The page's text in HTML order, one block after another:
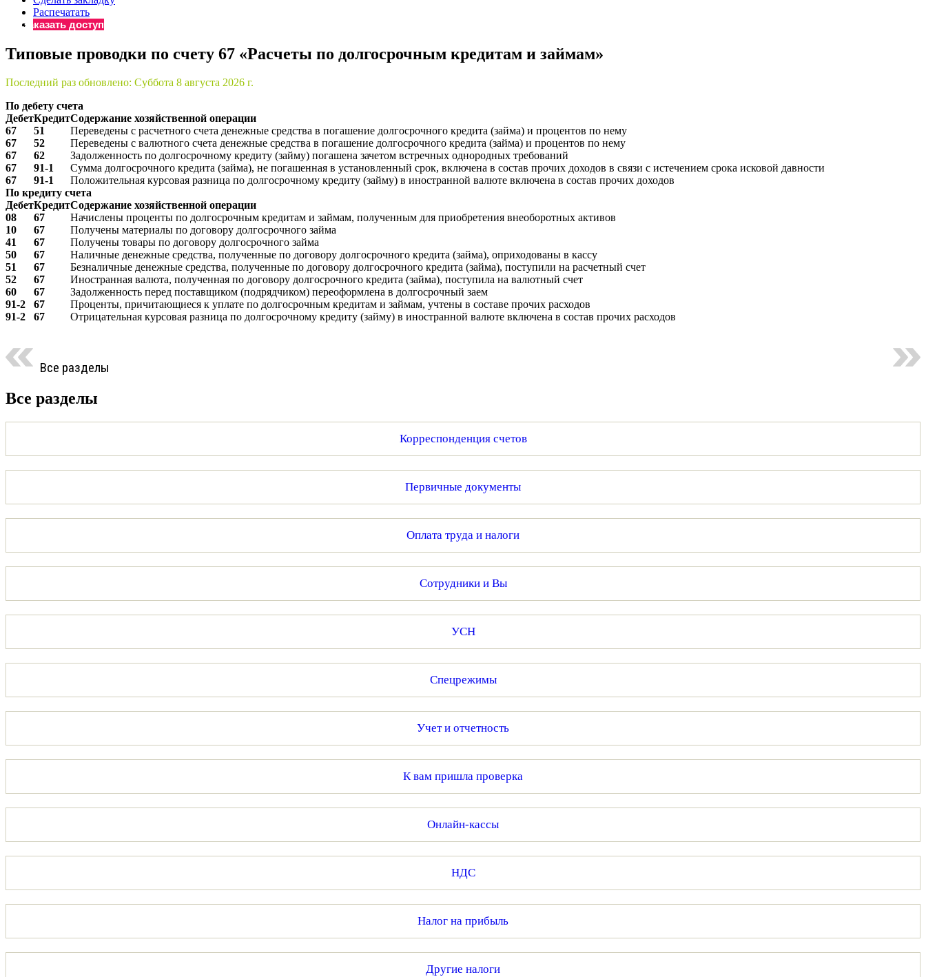
Материалы электронного журнала
«Нормативные акты для бухгалтера»
Просто заполните форму, и мы вышлем вам на почту письмо с льготным счетом.
Распечатать
Заказать доступ
Типовые проводки по счету 67 «Расчеты по долгосрочным кредитам и займам»
Последний раз обновлено: Суббота 8 августа 2026 г.
По дебету счета
ДебетКредитСодержание хозяйственной операции
67
51
Переведены с расчетного счета денежные средства в погашение долгосрочного кредита (займа) и процентов по нему
67
52
Переведены с валютного счета денежные средства в погашение долгосрочного кредита (займа) и процентов по нему
67
62
Задолженность по долгосрочному кредиту (займу) погашена зачетом встречных однородных требований
67
91-1
Сумма долгосрочного кредита (займа), не погашенная в установленный срок, включена в состав прочих доходов в связи с истечением срока исковой давности
67
91-1
Положительная курсовая разница по долгосрочному кредиту (займу) в иностранной валюте включена в состав прочих доходов
По кредиту счета
ДебетКредитСодержание хозяйственной операции
08
67
Начислены проценты по долгосрочным кредитам и займам, полученным для приобретения внеоборотных активов
10
67
Получены материалы по договору долгосрочного займа
41
67
Получены товары по договору долгосрочного займа
50
67
Наличные денежные средства, полученные по договору долгосрочного кредита (займа), оприходованы в кассу
51
67
Безналичные денежные средства, полученные по договору долгосрочного кредита (займа), поступили на расчетный счет
52
67
Иностранная валюта, полученная по договору долгосрочного кредита (займа), поступила на валютный счет
60
67
Задолженность перед поставщиком (подрядчиком) переоформлена в долгосрочный заем
91-2
67
Проценты, причитающиеся к уплате по долгосрочным кредитам и займам, учтены в составе прочих расходов
91-2
67 Отрицательная курсовая разница по долгосрочному кредиту (займу) в иностранной валюте включена в состав прочих расходов
Все разделы
Все разделы
Корреспонденция счетов
Первичные документы
Оплата труда и налоги
Сотрудники и Вы
УСН
Спецрежимы
Учет и отчетность
К вам пришла проверка
Онлайн-кассы
НДС
Налог на прибыль
Другие налоги